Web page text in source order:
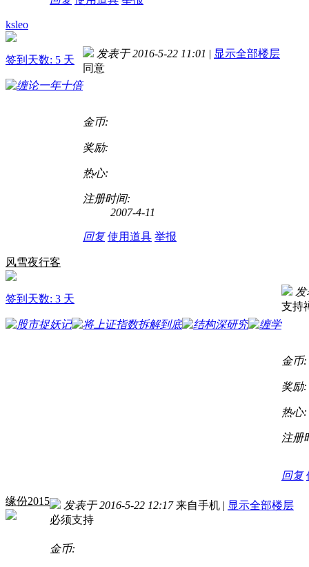
ksleo
签到天数: 5 天
发表于 2016-5-22 11:01 | 显示全部楼层
同意
金币:
奖励:
热心:
注册时间:
2007-4-11
回复 使用道具 举报
风雪夜行客
签到天数: 3 天
发
支持
金币:
奖励:
热心:
注册
回复
缘份2015 发表于 2016-5-22 12:17 来自手机 | 显示全部楼层
必须支持
金币: